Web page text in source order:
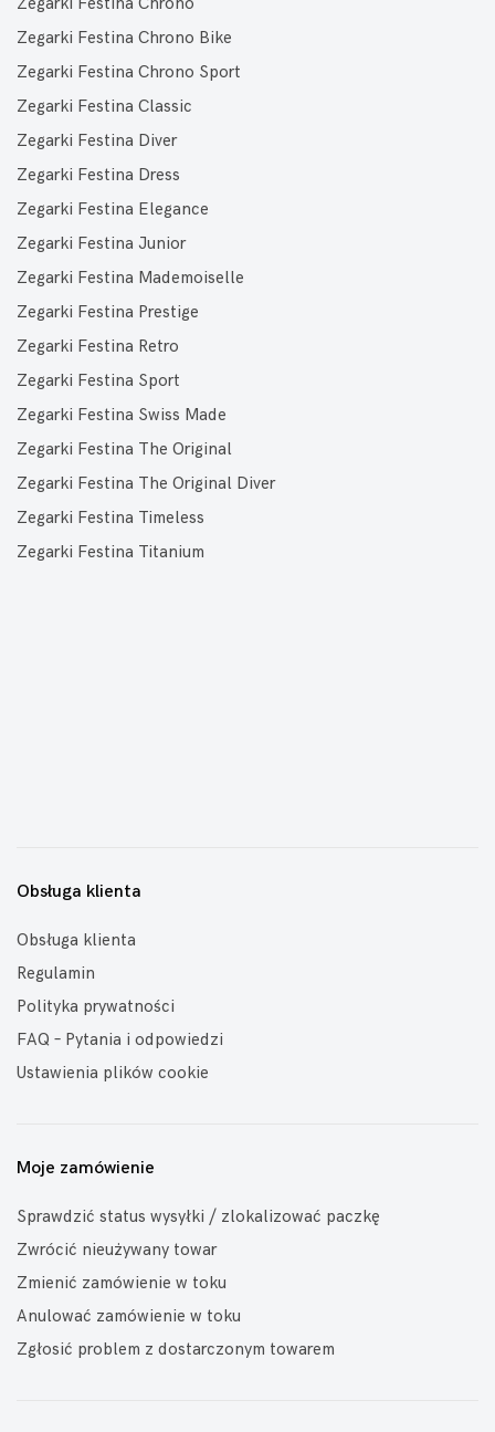
Zegarki Festina Chrono Bike
Zegarki Festina Chrono Sport
Zegarki Festina Classic
Zegarki Festina Diver
Zegarki Festina Dress
Zegarki Festina Elegance
Zegarki Festina Junior
Zegarki Festina Mademoiselle
Zegarki Festina Prestige
Zegarki Festina Retro
Zegarki Festina Sport
Zegarki Festina Swiss Made
Zegarki Festina The Original
Zegarki Festina The Original Diver
Zegarki Festina Timeless
Zegarki Festina Titanium
Obsługa klienta
Obsługa klienta
Regulamin
Polityka prywatności
FAQ – Pytania i odpowiedzi
Ustawienia plików cookie
Moje zamówienie
Sprawdzić status wysyłki / zlokalizować paczkę
Zwrócić nieużywany towar
Zmienić zamówienie w toku
Anulować zamówienie w toku
Zgłosić problem z dostarczonym towarem